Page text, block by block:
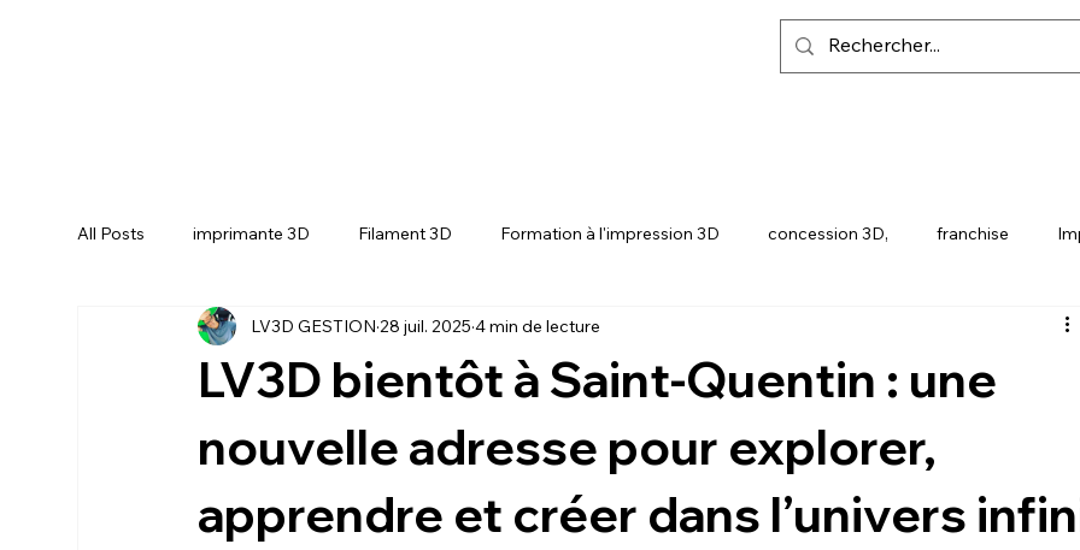
All Posts imprimante 3D Filament 3D Formation à l'impression 3D concession 3D, franchise
CREALITY SPARKX i7 Color Combo CREALITY SNAPMAKER U1
LV3D bientôt à Saint-Quentin : une
nouvelle adresse pour explorer,
apprendre et créer dans l’univers
LV3D GESTION 28 juil. 2025 4 min de lecture